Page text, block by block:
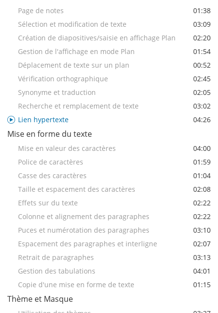
Page de notes
01:38
Sélection et modification de texte
03:09
Création de diapositives/saisie en affichage Plan
02:20
Gestion de l'affichage en mode Plan
01:54
Déplacement de texte sur un plan
00:52
Vérification orthographique
02:45
Synonyme et traduction
02:05
Recherche et remplacement de texte
03:02
Lien hypertexte
04:26
Mise en forme du texte
Mise en valeur des caractères
04:00
Police de caractères
01:59
Casse des caractères
01:04
Taille et espacement des caractères
02:08
Effets sur du texte
02:22
Colonne et alignement des paragraphes
02:22
Puces et numérotation des paragraphes
03:10
Espacement des paragraphes et interligne
02:07
Retrait de paragraphes
03:13
Gestion des tabulations
04:01
Copie d'une mise en forme de texte
01:15
Thème et Masque